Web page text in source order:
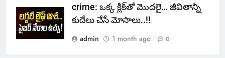
crime: ఒక్క క్లిక్‌తో మొదలై… జీవితాన్ని
కుదేలు చేసే మోసాలు..!!
admin
1 month ago 0